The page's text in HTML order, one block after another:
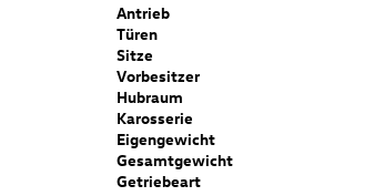
Antrieb
Türen
Sitze
Vorbesitzer
Hubraum
Karosserie
Eigengewicht
Gesamtgewicht
Getriebeart